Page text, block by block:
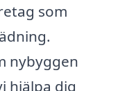
som
nybyggen
hjälpa dig